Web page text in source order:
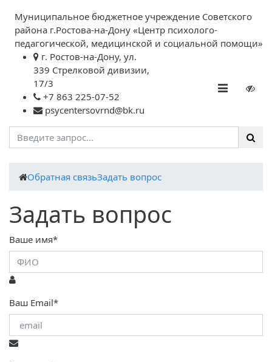
Муниципальное бюджетное учреждение Советского
района г.Ростова-на-Дону «Центр психолого-
педагогической, медицинской и социальной помощи»
г. Ростов-на-Дону, ул.
339 Стрелковой дивизии,
17/3
+7 863 225-07-52
psycentersovrnd@bk.ru
Обратная связьЗадать вопрос
Задать вопрос
Ваше имя*
Ваш Email*